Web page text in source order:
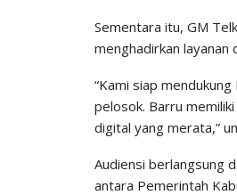
Sementara itu, GM
menghadirkan
“Kami siap
pelosok. Barru
digital yang merata,”
Audiensi berlangsung
antara Pemerintah